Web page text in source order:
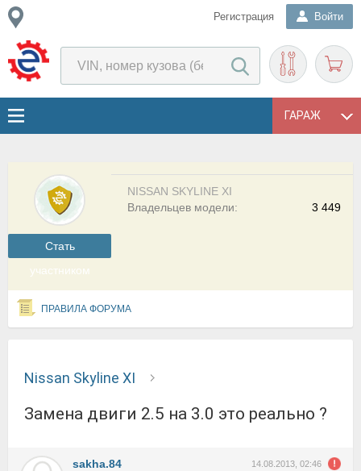
Регистрация Войти
ГАРАЖ
Cтать
участником
NISSAN SKYLINE XI
3 449
Владельцев модели:
ПРАВИЛА ФОРУМА
Nissan Skyline XI
замена двиги 2.5 на 3.0 это реально ?
sakha.84 14.08.2013, 02:46